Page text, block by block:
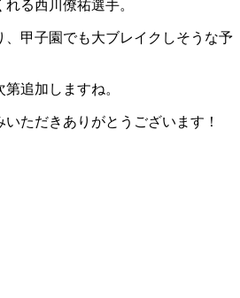
る西川僚祐選手。
、甲子園でも大ブレイクしそうな予
追加しますね。
ただきありがとうございます！